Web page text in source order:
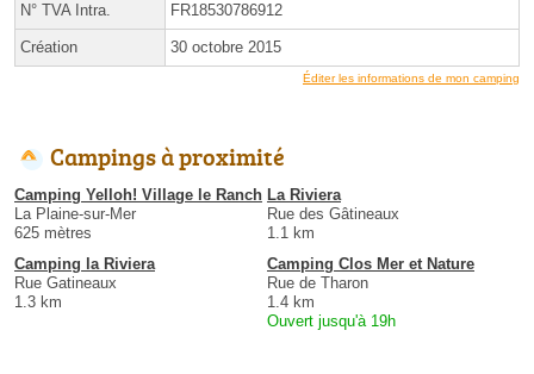
N° TVA Intra. FR18530786912
Création 30 octobre 2015
Éditer les informations de mon camping
Campings à proximité
Camping Yelloh! Village le Ranch
La Plaine-sur-Mer
625 mètres
La Riviera
Rue des Gâtineaux
1.1 km
Camping la Riviera
Rue Gatineaux
1.3 km
Camping Clos Mer et Nature
Rue de Tharon
1.4 km
Ouvert jusqu'à 19h